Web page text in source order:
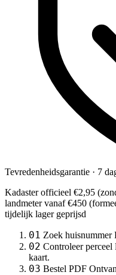
Tevredenheidsgarantie · 7
Kadaster officieel €2,95
landmetervanaf €450
tijdelijk lager geprijsd
01 Zoek huisnummer
02 Controleer perceel
kaart.
03 Bestel PDF